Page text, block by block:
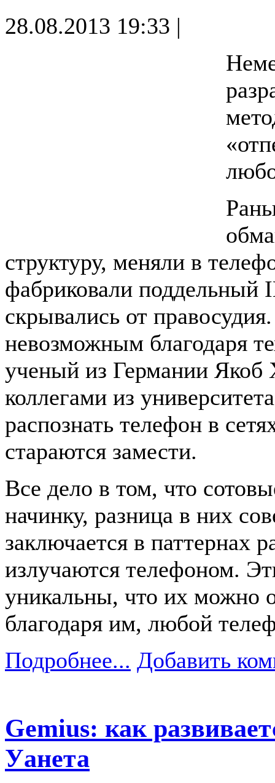
28.08.2013 19:33 |
структуру, меняли в
фабриковали поддельный
скрывались от
невозможным благодаря
ученый из Германии Якоб
коллегами из
распознать телефон в
стараются замести.
Все дело в том, что
начинку, разница в них
заключается в паттернах
излучаются телефоном.
уникальны, что их можно
благодаря им, любой
Подробнее... Добавить
Gemius: как
Уанета